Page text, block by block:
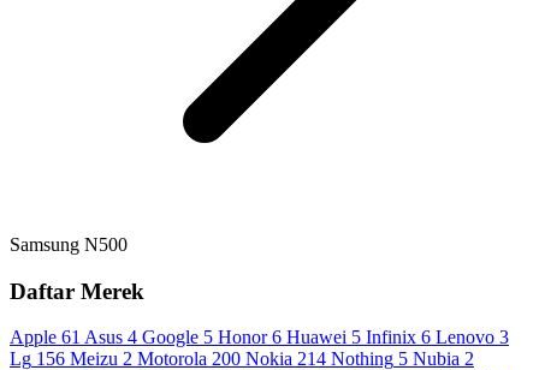
Samsung N500
Daftar Merek
Apple 61 Asus 4 Google 5 Honor 6 Huawei 5 Infinix 6 Lenovo 3
Lg 156 Meizu 2 Motorola 200 Nokia 214 Nothing 5 Nubia 2